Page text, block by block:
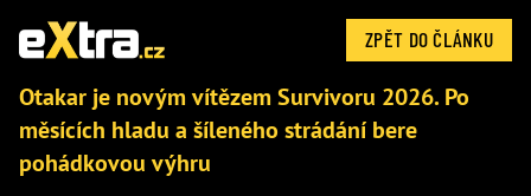
ZPĚT DO ČLÁNKU
Otakar je novým vítězem Survivoru 2026. Po
měsících hladu a šíleného strádání bere
pohádkovou výhru